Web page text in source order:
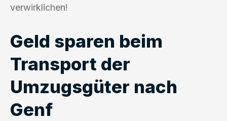
verwirklichen!
Geld sparen beim
Transport der
Umzugsgüter nach
Genf